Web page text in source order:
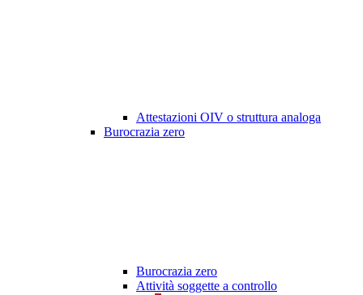
Attestazioni OIV o struttura analoga
Burocrazia zero
Burocrazia zero
Attività soggette a controllo